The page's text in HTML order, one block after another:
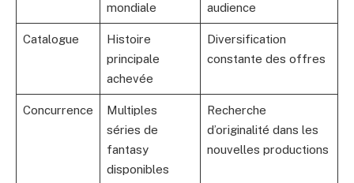
mondiale
audience
Catalogue
Histoire
principale
achevée
Diversification
constante des offres
Concurrence
Multiples
séries de
fantasy
disponibles
Recherche
d’originalité dans les
nouvelles productions